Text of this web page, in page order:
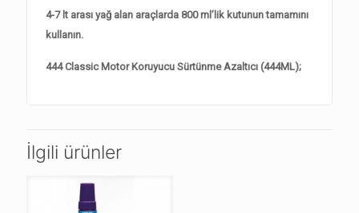
4-7 lt arası yağ alan araçlarda 800 ml’lik kutunun tamamını
kullanın.
444 Classic Motor Koruyucu Sürtünme Azaltıcı (444ML);
İlgili ürünler